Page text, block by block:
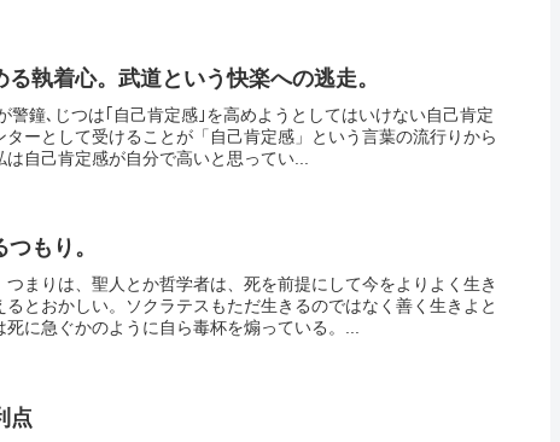
執着心。武道という快楽への逃走。
警鐘､じつは｢自己肯定感｣を高めようとしてはいけない自己肯定
ーとして受けることが「自己肯定感」という言葉の流行りから
自己肯定感が自分で高いと思ってい...
もり。
まりは、聖人とか哲学者は、死を前提にして今をよりよく生き
とおかしい。ソクラテスもただ生きるのではなく善く生きよと
に急ぐかのように自ら毒杯を煽っている。...
点